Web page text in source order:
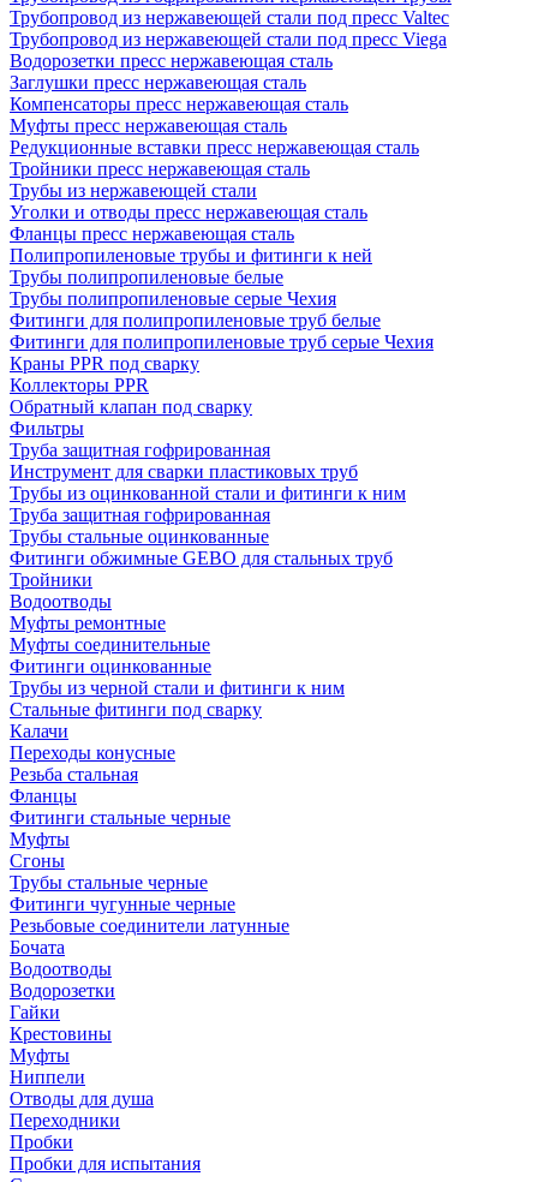
Трубопровод из нержавеющей стали под пресс Valtec
Трубопровод из нержавеющей стали под пресс Viega
Водорозетки пресс нержавеющая сталь
Заглушки пресс нержавеющая сталь
Компенсаторы пресс нержавеющая сталь
Муфты пресс нержавеющая сталь
Редукционные вставки пресс нержавеющая сталь
Тройники пресс нержавеющая сталь
Трубы из нержавеющей стали
Уголки и отводы пресс нержавеющая сталь
Фланцы пресс нержавеющая сталь
Полипропиленовые трубы и фитинги к ней
Трубы полипропиленовые белые
Трубы полипропиленовые серые Чехия
Фитинги для полипропиленовые труб белые
Фитинги для полипропиленовые труб серые Чехия
Краны PPR под сварку
Коллекторы PPR
Обратный клапан под сварку
Фильтры
Труба защитная гофрированная
Инструмент для сварки пластиковых труб
Трубы из оцинкованной стали и фитинги к ним
Труба защитная гофрированная
Трубы стальные оцинкованные
Фитинги обжимные GEBO для стальных труб
Тройники
Водоотводы
Муфты ремонтные
Муфты соединительные
Фитинги оцинкованные
Трубы из черной стали и фитинги к ним
Стальные фитинги под сварку
Калачи
Переходы конусные
Резьба стальная
Фланцы
Фитинги стальные черные
Муфты
Сгоны
Трубы стальные черные
Фитинги чугунные черные
Резьбовые соединители латунные
Бочата
Водоотводы
Водорозетки
Гайки
Крестовины
Муфты
Ниппели
Отводы для душа
Переходники
Пробки
Пробки для испытания